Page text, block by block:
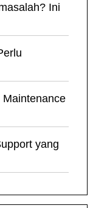
Ini
yang